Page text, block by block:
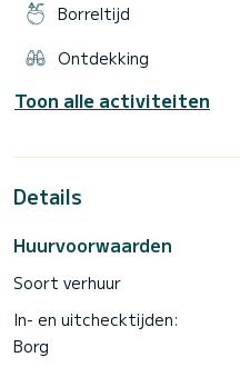
Borreltijd
Ontdekking
Toon alle activiteiten
Details
Huurvoorwaarden
Soort verhuur
In- en uitchecktijden:
Borg